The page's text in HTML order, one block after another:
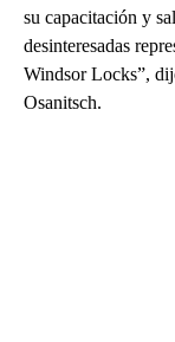
su capacitación y
desinteresadas
Windsor Locks”,
Osanitsch.